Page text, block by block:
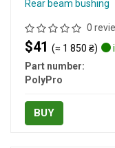
Rear beam bushing
0
$41 (≈ 1 850 ₴)
Part number:
PolyPro
BUY